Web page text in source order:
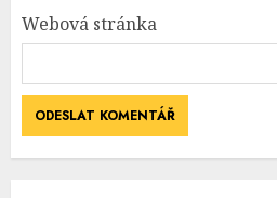
Webová stránka